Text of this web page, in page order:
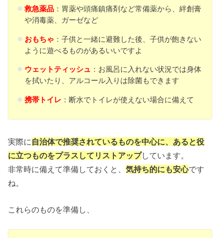
救急薬品：胃薬や頭痛鎮痛剤など常備薬から、絆創膏
や消毒薬、ガーゼなど
おもちゃ ：子供と一緒に避難した後、子供が飽きない
ように遊べるものがあるいいですよ
ウェットティッシュ ：お風呂に入れない状況では身体
を拭いたり、アルコール入りは除菌もできます
携帯トイレ ：断水でトイレが使えない場合に備えて
実際に 自治体で推奨されているものを中心に、あると役
に立つものをプラスしてリストアップしています。
非常時に備えて準備しておくと、気持ち的にも安心です
ね。
これらのものを準備し、